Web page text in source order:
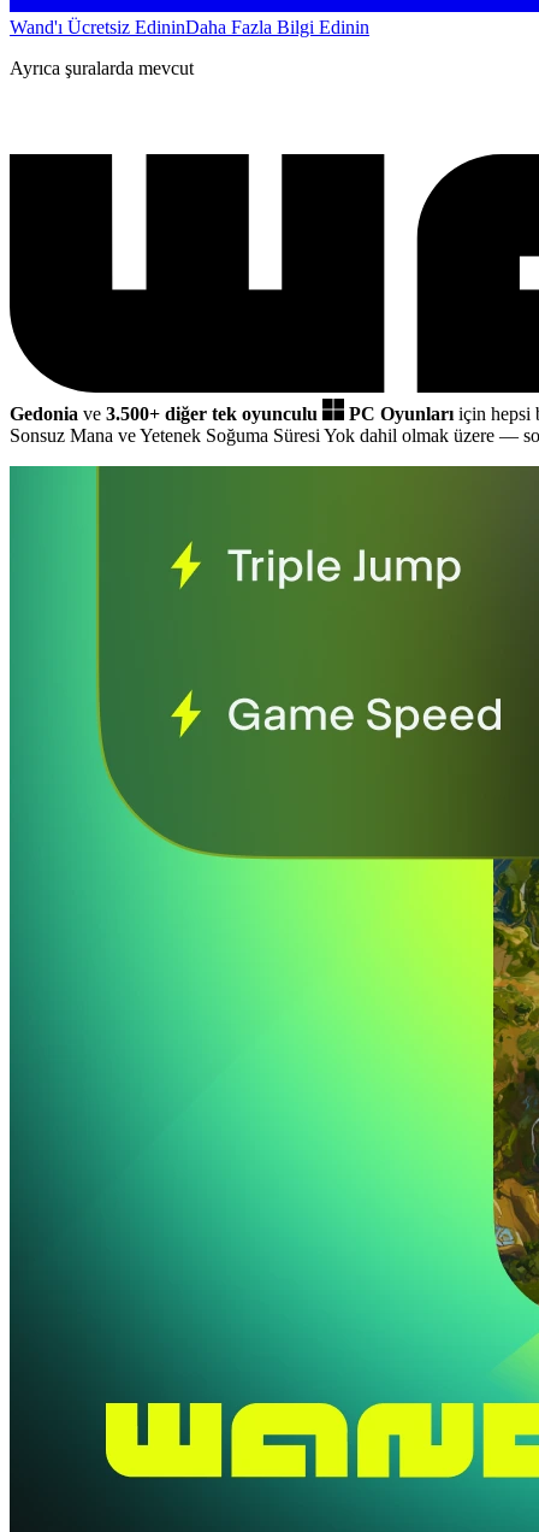
Wand'ı Ücretsiz EdininDaha Fazla Bilgi Edinin
Ayrıca şuralarda mevcut
Gedonia ve 3.500+ diğer tek oyunculu PC Oyunları için hepsi
Sonsuz Mana ve Yetenek Soğuma Süresi Yok dahil olmak üzere —